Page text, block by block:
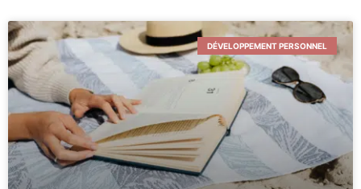
DÉVELOPPEMENT PERSONNEL